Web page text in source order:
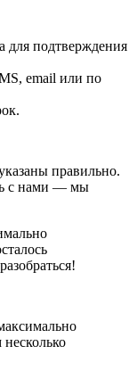
для подтверждения
email или по
правильно.
с нами — мы